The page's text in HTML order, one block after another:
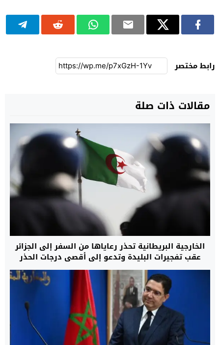
رابط مختصر
مقالات ذات صلة
الخارجية البريطانية تحذر رعاياها من السفر إلى الجزائر
عقب تفجيرات البليدة وتدعو إلى أقصى درجات الحذر